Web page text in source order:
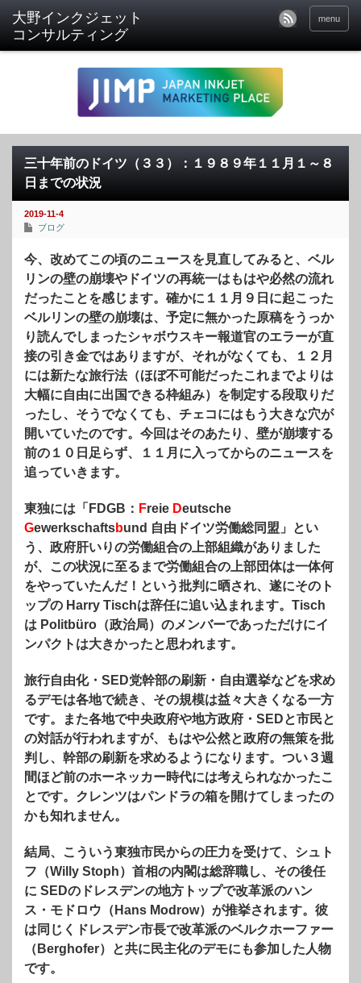
menu
三十年前のドイツ（３３）：１９８９年１１月１～８
日までの状況
2019-11-4
ブログ
今、改めてこの頃のニュースを見直してみると、ベル
リンの壁の崩壊やドイツの再統一はもはや必然の流れ
だったことを感じます。確かに１１月９日に起こった
ベルリンの壁の崩壊は、予定に無かった原稿をうっか
り読んでしまったシャボウスキー報道官のエラーが直
接の引き金ではありますが、それがなくても、１２月
には新たな旅行法（ほぼ不可能だったこれまでよりは
大幅に自由に出国できる枠組み）を制定する段取りだ
ったし、そうでなくても、チェコにはもう大きな穴が
開いていたのです。今回はそのあたり、壁が崩壊する
前の１０日足らず、１１月に入ってからのニュースを
追っていきます。
東独には「FDGB： Freie Deutsche
Gewerkschaftsbund 自由ドイツ労働総同盟」とい
う、政府肝いりの労働組合の上部組織がありました
が、この状況に至るまで労働組合の上部団体は一体何
をやっていたんだ！という批判に晒され、遂にそのト
ップの Harry Tischは辞任に追い込まれます。Tisch
は Politbüro（政治局）のメンバーであっただけにイ
ンパクトは大きかったと思われます。
旅行自由化・SED党幹部の刷新・自由選挙などを求め
るデモは各地で続き、その規模は益々大きくなる一方
です。また各地で中央政府や地方政府・SEDと市民と
の対話が行われますが、もはや公然と政府の無策を批
判し、幹部の刷新を求めるようになります。つい３週
間ほど前のホーネッカー時代には考えられなかったこ
とです。クレンツはパンドラの箱を開けてしまったの
かも知れません。
結局、こういう東独市民からの圧力を受けて、シュト
フ（Willy Stoph）首相の内閣は総辞職し、その後任
に SEDのドレスデンの地方トップで改革派のハン
ス・モドロウ（Hans Modrow）が推挙されます。彼
は同じくドレスデン市長で改革派のベルクホーファー
（Berghofer）と共に民主化のデモにも参加した人物
です。